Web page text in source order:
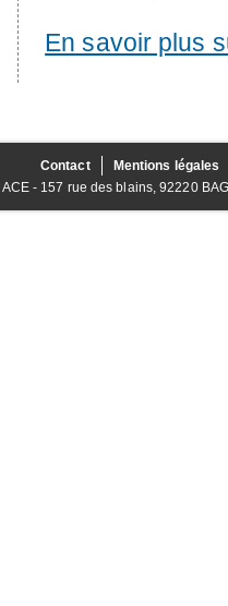
En savoir plus
Contact
Mentions légales
- 157 rue des blains, 92220